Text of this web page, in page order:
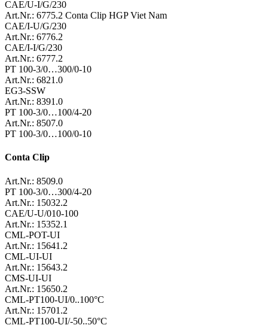
CAE/U-I/G/230
Art.Nr.: 6775.2 Conta Clip HGP Viet Nam
CAE/I-U/G/230
Art.Nr.: 6776.2
CAE/I-I/G/230
Art.Nr.: 6777.2
PT 100-3/0…300/0-10
Art.Nr.: 6821.0
EG3-SSW
Art.Nr.: 8391.0
PT 100-3/0…100/4-20
Art.Nr.: 8507.0
PT 100-3/0…100/0-10
Conta Clip
Art.Nr.: 8509.0
PT 100-3/0…300/4-20
Art.Nr.: 15032.2
CAE/U-U/010-100
Art.Nr.: 15352.1
CML-POT-UI
Art.Nr.: 15641.2
CML-UI-UI
Art.Nr.: 15643.2
CMS-UI-UI
Art.Nr.: 15650.2
CML-PT100-UI/0..100°C
Art.Nr.: 15701.2
CML-PT100-UI/-50..50°C